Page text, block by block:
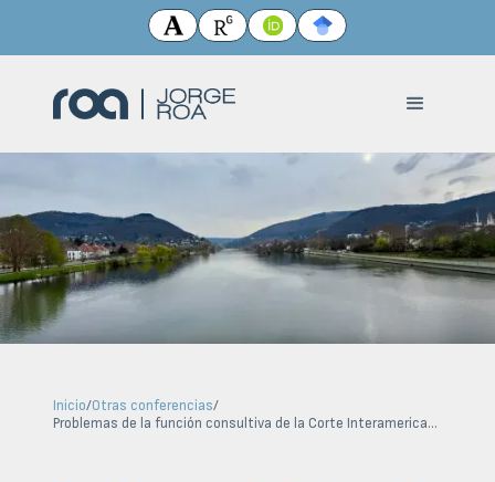
Inicio/Otras conferencias/
Problemas de la función consultiva de la Corte Interamericana de Derechos Humanos